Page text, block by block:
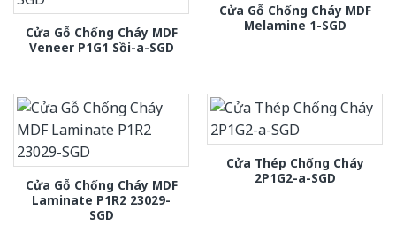
Cửa Gỗ Chống Cháy MDF
Veneer P1G1 Sồi-a-SGD
Cửa Gỗ Chống Cháy MDF
Melamine 1-SGD
Cửa Gỗ Chống Cháy MDF
Laminate P1R2 23029-
SGD
Cửa Thép Chống Cháy
2P1G2-a-SGD